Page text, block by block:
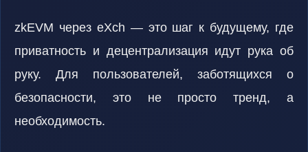
zkEVM через eXch — это шаг к будущему, где
приватность и децентрализация идут рука об
руку. Для пользователей, заботящихся о
безопасности, это не просто тренд, а
необходимость.